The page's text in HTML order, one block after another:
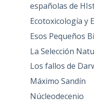
españolas de
Ecotoxicología y
Esos Pequeños
La Selección
Los fallos de
Máximo Sandín
Núcleodecenio